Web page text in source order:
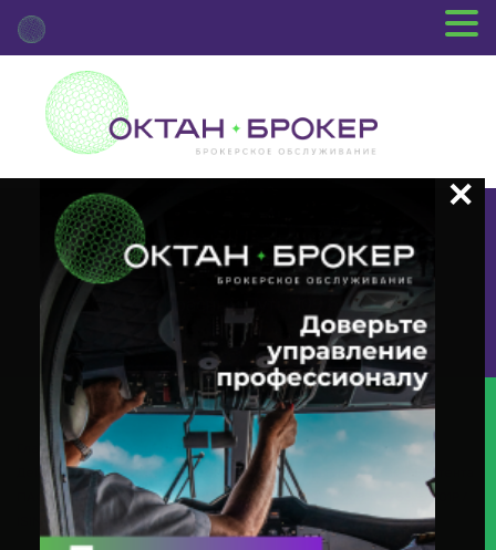
+7 (3812) 29-00-92
г.Омск ул.Красный Путь, 109 оф.510
Главная Новости Депозитария
(INTR) О Корпоративном
Действии «Выплата Купонного Дохода» С Ценными Бумагами Эмитента
ПАО «НОВАТЭК» ИНН 6316031581 (облигация 4B02-05-00268-E-001P /
ISIN RU000A10C9Y2)